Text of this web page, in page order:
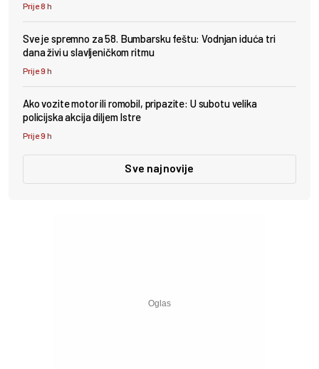
Prije 8 h
Sve je spremno za 58. Bumbarsku feštu: Vodnjan iduća tri
dana živi u slavljeničkom ritmu
Prije 9 h
Ako vozite motor ili romobil, pripazite: U subotu velika
policijska akcija diljem Istre
Prije 9 h
Sve najnovije